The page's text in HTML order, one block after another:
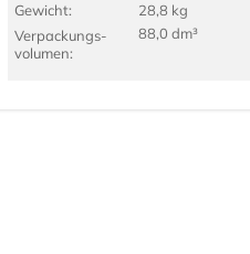
Gewicht:
28,8 kg
Verpackungs­
volumen:
88,0 dm³